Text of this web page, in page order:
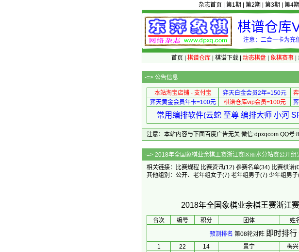
杂志首页 第1期 第2期 第3期 第4期
棋谱仓库
注意：二合一卡为充
首页 棋谱仓库| 棋谱下载| 动态棋盘| 象棋赛事|
-=> 公告信息
本站淘宝店铺 - 支付宝 弈天白金会员2年=150元
弈天黄金会员年卡=100元
棋谱仓库vip会员=100元
常用编排软件(云蛇 至尊 编排大师 小河
注意：本站内容与下面百度广告无关 微信:dpxqcom QQ
-=> 2018年全国象棋业余棋王赛浙江赛区丽水
相关链接：
比赛规程 比赛资讯(12) 参赛名单(34) 比赛棋谱
其他组别： 公开、老年组女子(7) 老年组男子(7) 少年组男子
2018年全国象棋业余棋王赛浙江
台次 编号 积分 团体 姓
预测排名 第08轮对阵 即时排行
1
22 14 景宁 梅